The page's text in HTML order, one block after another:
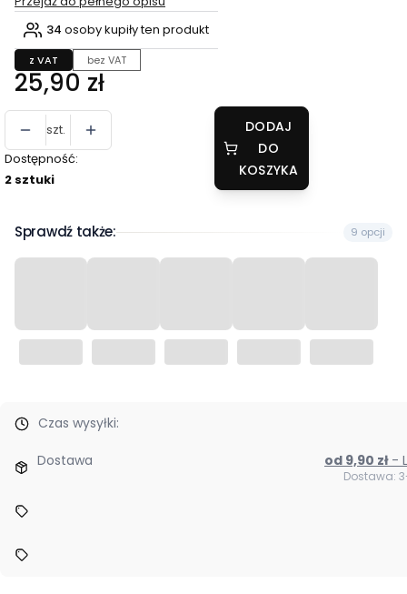
34 osoby kupiły ten produkt
z VAT bez VAT
Cena
25,90 zł
szt.
Dostępność:
2 sztuki
DODAJ
DO
KOSZYKA
Sprawdź także: 9 opcji
Czas wysyłki:
Dostawa od 9,90 zł
Dostawa: